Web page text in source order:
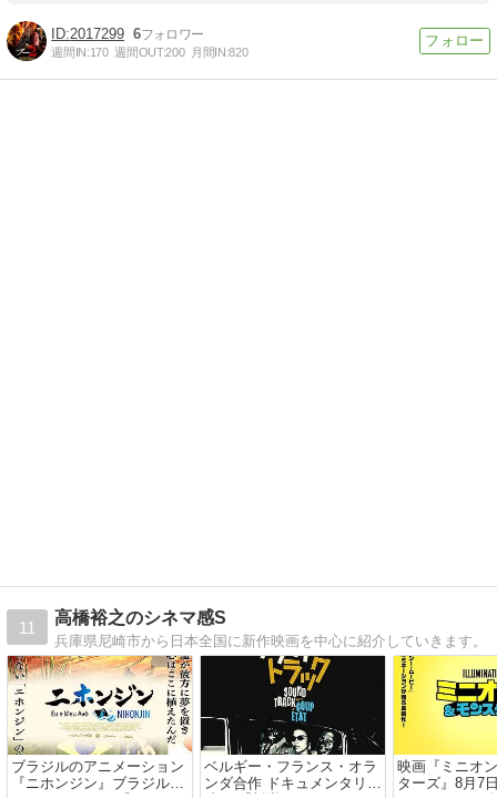
2017299 6
週間IN:170 週間OUT:200 月間IN:820
11
高橋裕之のシネマ感S
兵庫県尼崎市から日本全国に新作映画を中心に紹介していきます。
ブラジルのアニメーション
『ニホンジン』ブラジルの
ベルギー・フランス・オラ
ンダ合作 ドキュメンタリー
映画『ミニオ
ターズ』8月7